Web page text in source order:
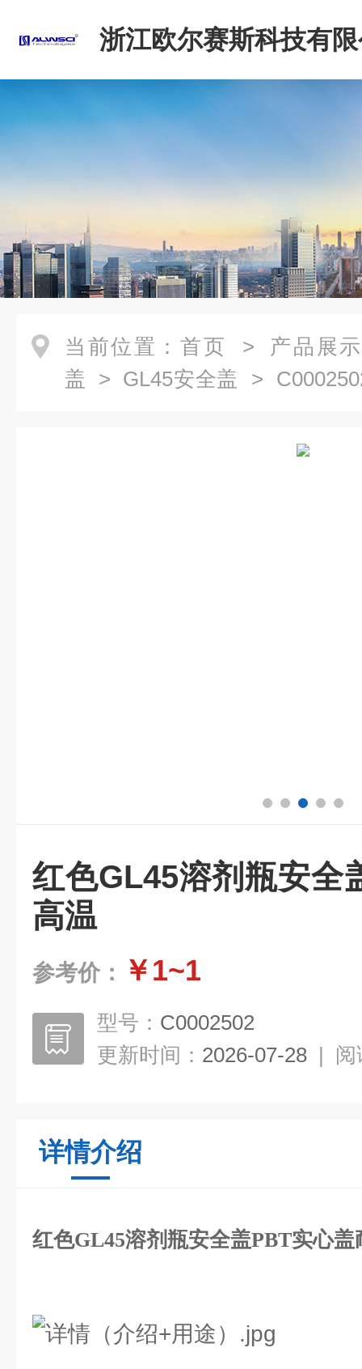
浙江欧尔赛斯科技有
当前位置： 首页 > 产品展示
盖 > GL45安全盖 >
红色GL45溶剂瓶安全
高温
参考价： ￥1~1
型号： C0002502
更新时间： 2026-07-28 | 阅
详情介绍
红色GL45溶剂瓶安全盖PBT实心盖